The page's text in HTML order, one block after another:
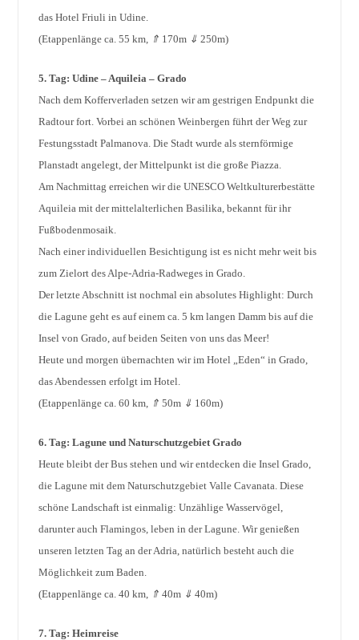
das Hotel Friuli in Udine.
(Etappenlänge ca. 55 km, ⇑ 170m ⇓250m)
5. Tag: Udine – Aquileia – Grado
Nach dem Kofferverladen setzen wir am gestrigen Endpunkt die
Radtour fort. Vorbei an schönen Weinbergen führt der Weg zur
Festungsstadt Palmanova. Die Stadt wurde als sternförmige
Planstadt angelegt, der Mittelpunkt ist die große Piazza.
Am Nachmittag erreichen wir die UNESCO Weltkulturerbestätte
Aquileia mit der mittelalterlichen Basilika, bekannt für ihr
Fußbodenmosaik.
Nach einer individuellen Besichtigung ist es nicht mehr weit bis
zum Zielort des Alpe-Adria-Radweges in Grado.
Der letzte Abschnitt ist nochmal ein absolutes Highlight: Durch
die Lagune geht es auf einem ca. 5 km langen Damm bis auf die
Insel von Grado, auf beiden Seiten von uns das Meer!
Heute und morgen übernachten wir im Hotel „Eden“ in Grado,
das Abendessen erfolgt im Hotel.
(Etappenlänge ca. 60 km, ⇑50m ⇓ 160m)
6. Tag: Lagune und Naturschutzgebiet Grado
Heute bleibt der Bus stehen und wir entdecken die Insel Grado,
die Lagune mit dem Naturschutzgebiet Valle Cavanata. Diese
schöne Landschaft ist einmalig: Unzählige Wasservögel,
darunter auch Flamingos, leben in der Lagune. Wir genießen
unseren letzten Tag an der Adria, natürlich besteht auch die
Möglichkeit zum Baden.
(Etappenlänge ca. 40 km, ⇑40m ⇓40m)
7. Tag: Heimreise